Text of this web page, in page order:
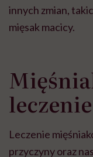
innych zmian,
mięsak macicy.
leczenie
Leczenie
przyczyny oraz